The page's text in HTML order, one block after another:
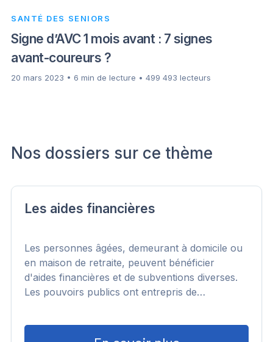
SANTÉ DES SENIORS
Signe d’AVC 1 mois avant : 7 signes
avant-coureurs ?
20 mars 2023 • 6 min de lecture • 499 493 lecteurs
Nos dossiers sur ce thème
Les aides financières
Les personnes âgées, demeurant à domicile ou
en maison de retraite, peuvent bénéficier
d'aides financières et de subventions diverses.
Les pouvoirs publics ont entrepris de…